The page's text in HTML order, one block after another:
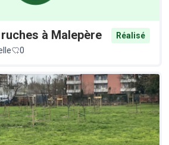
à Malepère
Réalisé
0